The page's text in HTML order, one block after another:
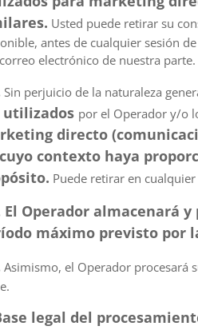
Usted puede retirar su
antes de cualquier sesión
electrónico de nuestra parte.
Sin perjuicio de la naturaleza
utilizados por el Operador y/o
directo
contexto haya
Puede retirar en
El Operador almacenará
máximo previsto por
Asimismo, el Operador procesará
legal del